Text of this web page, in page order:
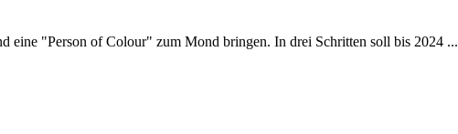
eine "Person of Colour" zum Mond bringen. In drei Schritten soll bis 2024 ...